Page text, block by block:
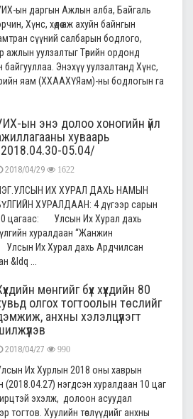
ын даргын Ажлын алба, Байгаль
Хүнс, хөдөө аж ахуйн байнгын
сүүний салбарын бодлого,
ажлын уулзалтыг Төрийн ордонд
байгууллаа. Энэхүү уулзалтанд Хүнс,
яам (ХХААХҮЯам)-ны бодлогын га
ын энэ долоо хоногийн үйл
хуваарь
05.04/
2018/04/29 1622
ИХ ХУРАЛ ДАХЬ НАМЫН
ХУРАЛДААН: 4 дүгээр сарын
цагаас: Улсын Их Хурал дахь
хуралдаан “Жанжин
Их Хурал дахь Ардчилсан
&ldq ...
мөнгийг бүх хүүхдийн 80
олгох тогтоолын төслийг
анхны хэлэлцүүлэгт
2018/04/27 990
Их Хурлын 2018 оны хаврын
(2018.04.27) нэгдсэн хуралдаан 10 цаг
эхэлж, долоон асуудал
тогтов. Хуулийн төслүүдийг анхны